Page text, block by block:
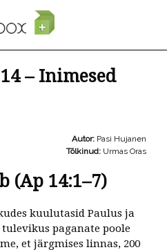
– Inimesed
Autor: Pasi Hujanen
Tõlkinud: Urmas Oras
(Ap 14:1–7)
kuulutasid Paulus ja
paganate poole
et järgmises linnas, 200